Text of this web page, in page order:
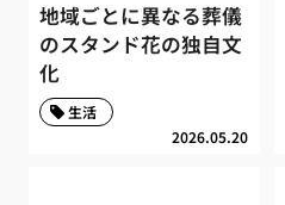
地域ごとに異なる葬儀
のスタンド花の独自文
化
2026.05.20
生活